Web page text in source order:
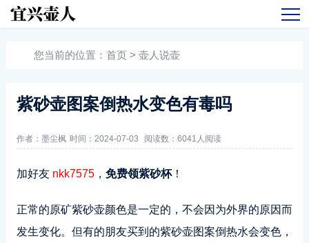
您当前的位置： 首页 > 壶人说壶
紫砂壶图案倒热水变色有毒吗
作者：墨尘枫 时间：2024-07-03 阅读数： 6041人阅读
加好友 nkk7575， 免费领紫砂杯！
正常的原矿紫砂壶颜色是一定的，不会因为外界的原因而
发生变化。但有的朋友买到的紫砂壶图案倒热水会变色，